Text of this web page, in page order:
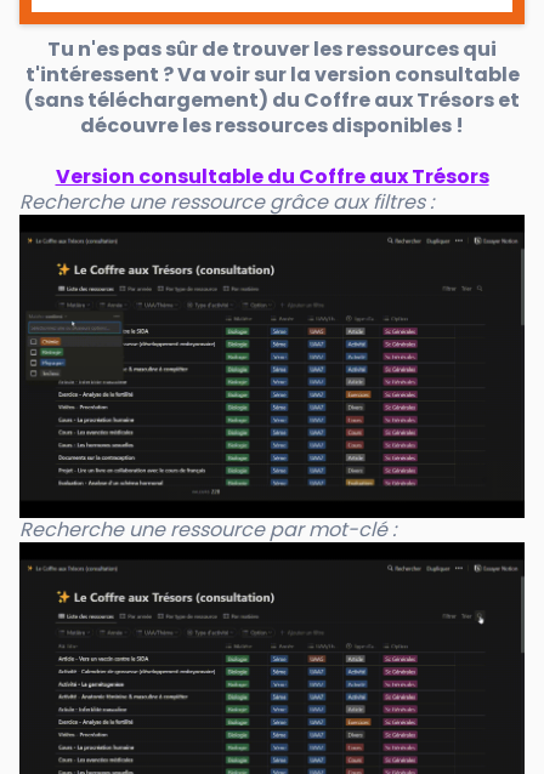
Tu n'es pas sûr de trouver les ressources qui
t'intéressent ? Va voir sur la version consultable
(sans téléchargement) du Coffre aux Trésors et
découvre les ressources disponibles !
Version consultable du Coffre aux Trésors
Recherche une ressource grâce aux filtres :
Recherche une ressource par mot-clé :